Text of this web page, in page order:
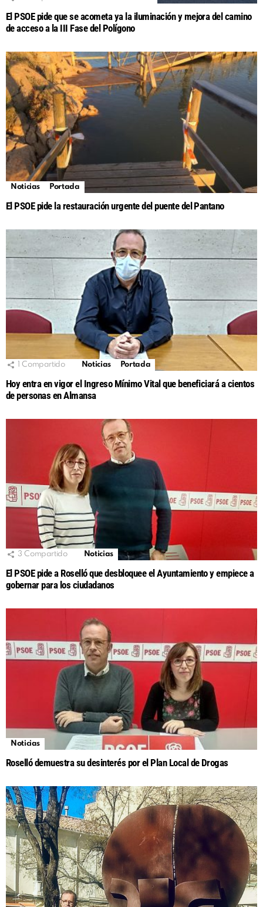
El PSOE pide que se acometa ya la iluminación y mejora del camino
de acceso a la III Fase del Polígono
Noticias Portada
El PSOE pide la restauración urgente del puente del Pantano
Compartido Noticias Portada
Hoy entra en vigor el Ingreso Mínimo Vital que beneficiará a cientos
de personas en Almansa
3 Compartido Noticias
El PSOE pide a Roselló que desbloquee el Ayuntamiento y empiece a
gobernar para los ciudadanos
Noticias
Roselló demuestra su desinterés por el Plan Local de Drogas